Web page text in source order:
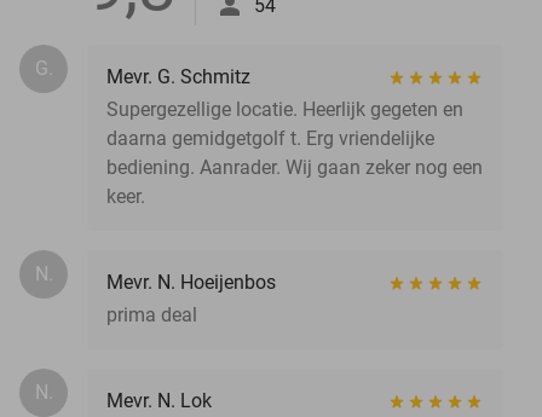
54
G.
Mevr. G. Schmitz
Supergezellige locatie. Heerlijk gegeten en
daarna gemidgetgolf t. Erg vriendelijke
bediening. Aanrader. Wij gaan zeker nog een
keer.
N.
Mevr. N. Hoeijenbos
prima deal
N.
Mevr. N. Lok